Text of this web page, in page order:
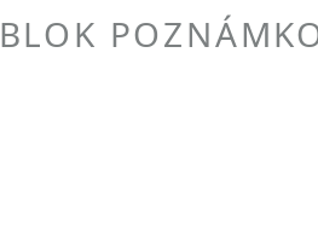
BLOK